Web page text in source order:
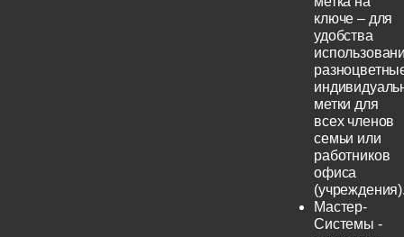
ключе – для
удобства
метки для
всех членов
семьи или
работников
офиса
Мастер-
Системы -